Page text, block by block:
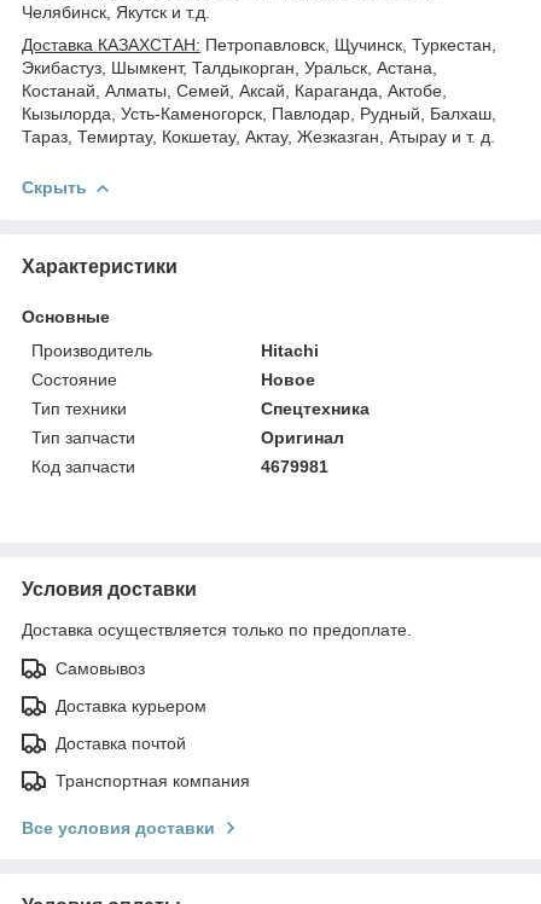
Челябинск, Якутск и т.д.
Доставка КАЗАХСТАН: Петропавловск, Щучинск, Туркестан,
Экибастуз, Шымкент, Талдыкорган, Уральск, Астана,
Костанай, Алматы, Семей, Аксай, Караганда, Актобе,
Кызылорда, Усть-Каменогорск, Павлодар, Рудный, Балхаш,
Тараз, Темиртау, Кокшетау, Актау, Жезказган, Атырау и т. д.
Скрыть
Характеристики
Основные
Производитель
Hitachi
Состояние
Новое
Тип техники
Спецтехника
Тип запчасти
Оригинал
Код запчасти
4679981
Условия доставки
Доставка осуществляется только по предоплате.
Самовывоз
Доставка курьером
Доставка почтой
Транспортная компания
Все условия доставки